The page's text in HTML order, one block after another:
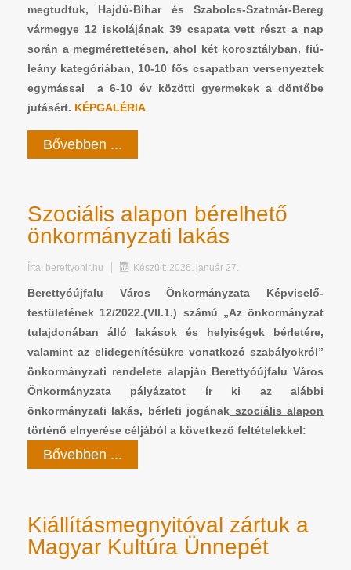
megtudtuk, Hajdú-Bihar és Szabolcs-Szatmár-Bereg
vármegye 12 iskolájának 39 csapata vett részt a nap
során a megmérettetésen, ahol két korosztályban, fiú-
leány kategóriában, 10-10 fős csapatban versenyeztek
egymással a 6-10 év közötti gyermekek a döntőbe
jutásért. KÉPGALÉRIA
Bővebben ...
Szociális alapon bérelhető
önkormányzati lakás
Írta: berettyohir.hu Készült: 2026. január 27.
Berettyóújfalu Város Önkormányzata Képviselő-
testületének 12/2022.(VII.1.) számú „Az önkormányzat
tulajdonában álló lakások és helyiségek bérletére,
valamint az elidegenítésükre vonatkozó szabályokról”
önkormányzati rendelete alapján Berettyóújfalu Város
Önkormányzata pályázatot ír ki az alábbi
önkormányzati lakás, bérleti jogának szociális alapon
történő elnyerése céljából a következő feltételekkel:
Bővebben ...
Kiállításmegnyitóval zártuk a
Magyar Kultúra Ünnepét